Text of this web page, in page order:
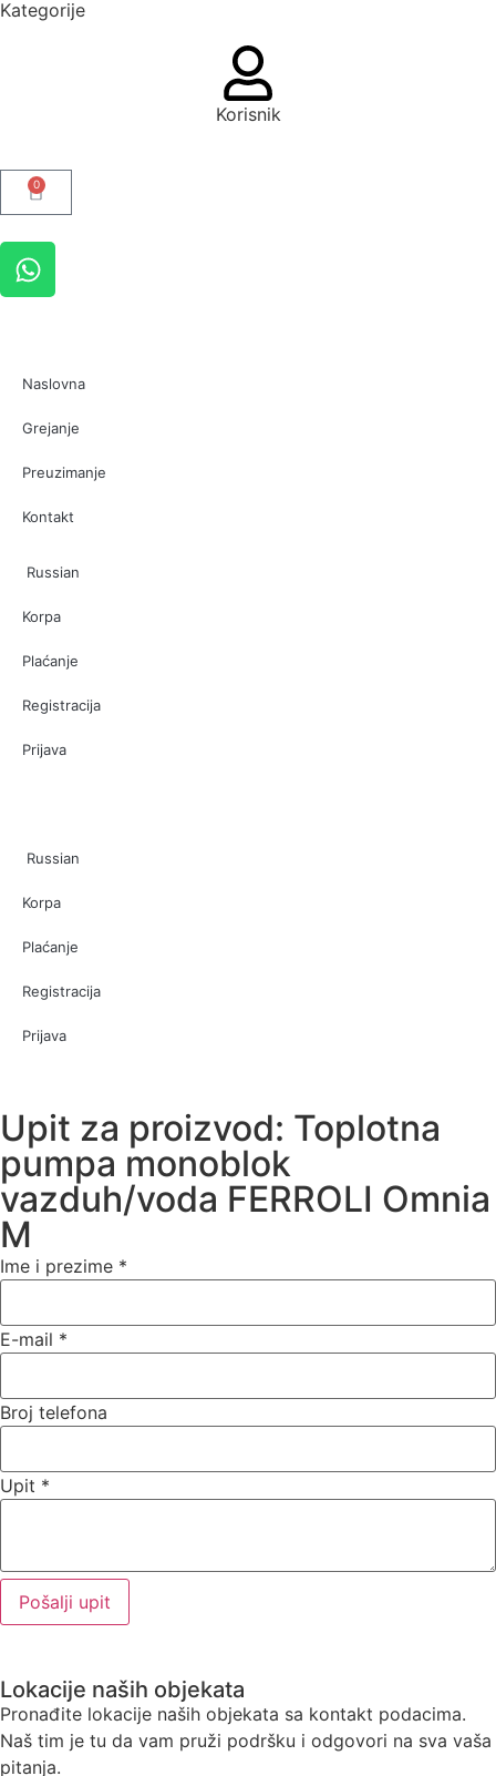
Kategorije
Korisnik
0
Naslovna
Grejanje
Preuzimanje
Kontakt
Russian
Korpa
Plaćanje
Registracija
Prijava
Russian
Korpa
Plaćanje
Registracija
Prijava
Upit za proizvod: Toplotna
pumpa monoblok
vazduh/voda FERROLI Omnia
M
Ime i prezime *
E-mail *
Broj telefona
Upit *
Pošalji upit
Lokacije naših objekata
Pronađite lokacije naših objekata sa kontakt podacima.
Naš tim je tu da vam pruži podršku i odgovori na sva vaša
pitanja.